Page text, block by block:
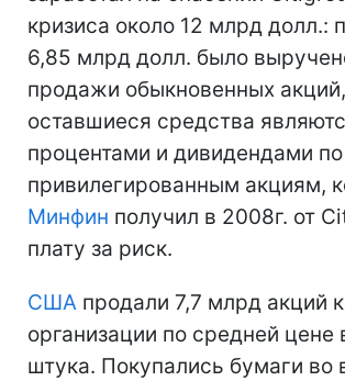
кризиса около 12 млрд долл.:
6,85 млрд долл. было
продажи обыкновенных
оставшиеся средства
процентами и дивидендами по
привилегированным акциям,
Минфин получил в 2008г. от
плату за риск.
США продали 7,7 млрд акций
организации по средней цене
штука. Покупались бумаги во